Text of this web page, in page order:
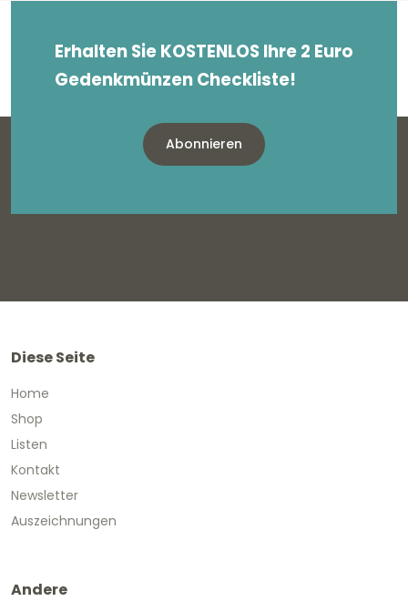
Erhalten Sie KOSTENLOS Ihre 2 Euro
Gedenkmünzen Checkliste!
Abonnieren
Diese Seite
Home
Shop
Listen
Kontakt
Newsletter
Auszeichnungen
Andere